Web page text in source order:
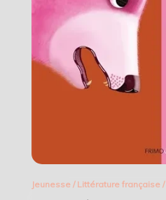
Jeunesse/ Littérature française/